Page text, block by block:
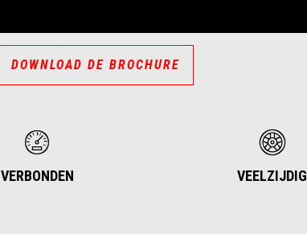
DOWNLOAD DE BROCHURE
VERBONDEN VEELZIJDIG